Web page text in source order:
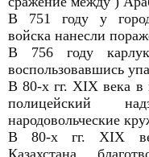
В 751 году у
войска нанесли
В 756 году
воспользовавшись
В 80-х гг. XIX века в
полицейский
народовольческие
В 80-х гг. XIX
Казахстана